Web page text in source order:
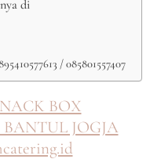
di
/ 085801557407
BOX
JOGJA